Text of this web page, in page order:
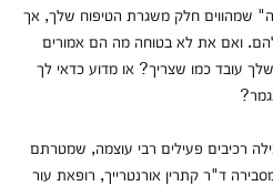
שמהווים חלק משגרת הטיפוח שלך, אך
ואם את לא בטוחה מה הם אמורים
עובד כמו שצריך? או מדוע כדאי לך
רכיבים פעילים רבי עוצמה, שמטרתם
ד"ר קתרין אורנטרייך, רופאת עור